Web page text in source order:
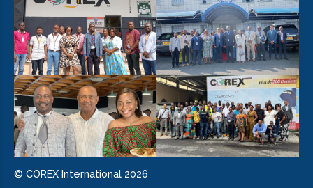
© COREX International 2026